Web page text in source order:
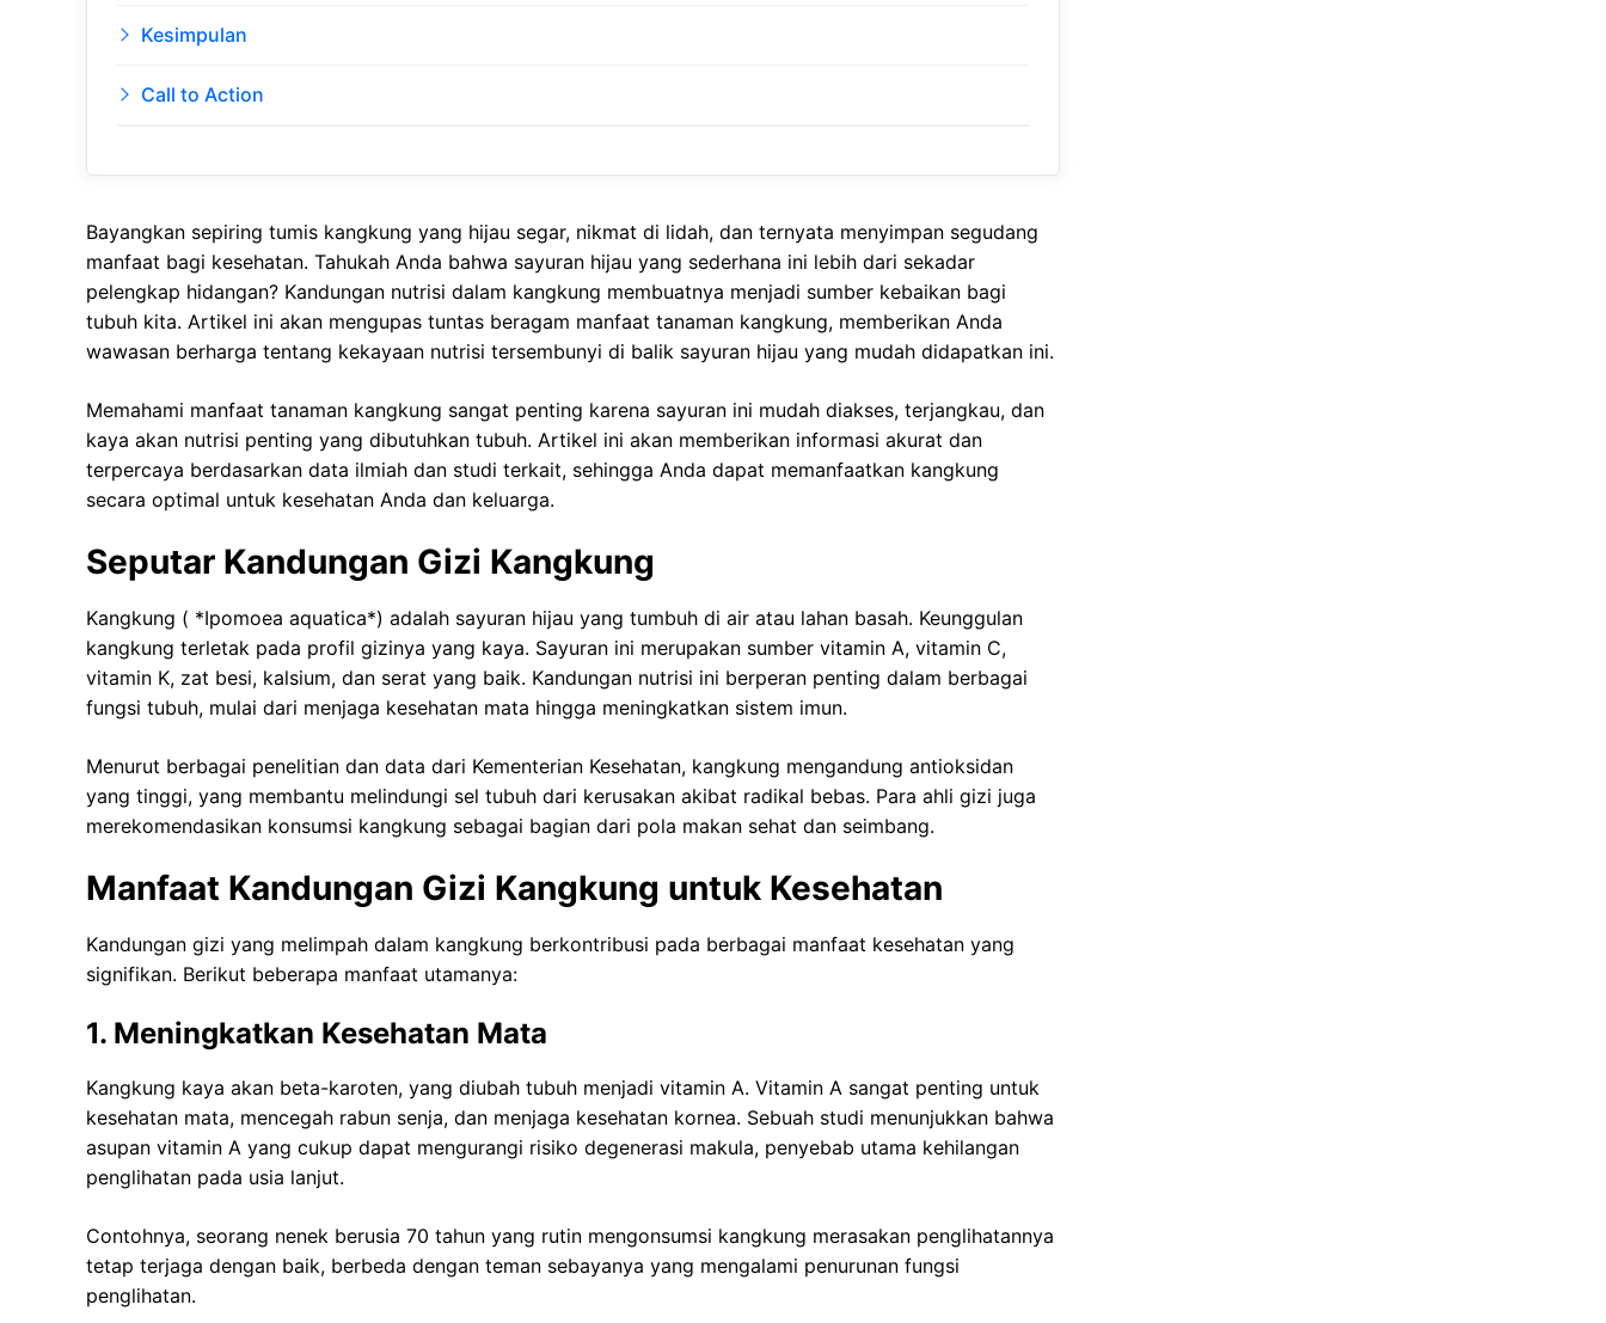
Kesimpulan
Call to Action
Bayangkan sepiring tumis kangkung yang hijau segar, nikmat di lidah, dan ternyata menyimpan segudang
manfaat bagi kesehatan. Tahukah Anda bahwa sayuran hijau yang sederhana ini lebih dari sekadar
pelengkap hidangan? Kandungan nutrisi dalam kangkung membuatnya menjadi sumber kebaikan bagi
tubuh kita. Artikel ini akan mengupas tuntas beragam manfaat tanaman kangkung, memberikan Anda
wawasan berharga tentang kekayaan nutrisi tersembunyi di balik sayuran hijau yang mudah didapatkan ini.
Memahami manfaat tanaman kangkung sangat penting karena sayuran ini mudah diakses, terjangkau, dan
kaya akan nutrisi penting yang dibutuhkan tubuh. Artikel ini akan memberikan informasi akurat dan
terpercaya berdasarkan data ilmiah dan studi terkait, sehingga Anda dapat memanfaatkan kangkung
secara optimal untuk kesehatan Anda dan keluarga.
Seputar Kandungan Gizi Kangkung
Kangkung ( *Ipomoea aquatica*) adalah sayuran hijau yang tumbuh di air atau lahan basah. Keunggulan
kangkung terletak pada profil gizinya yang kaya. Sayuran ini merupakan sumber vitamin A, vitamin C,
vitamin K, zat besi, kalsium, dan serat yang baik. Kandungan nutrisi ini berperan penting dalam berbagai
fungsi tubuh, mulai dari menjaga kesehatan mata hingga meningkatkan sistem imun.
Menurut berbagai penelitian dan data dari Kementerian Kesehatan, kangkung mengandung antioksidan
yang tinggi, yang membantu melindungi sel tubuh dari kerusakan akibat radikal bebas. Para ahli gizi juga
merekomendasikan konsumsi kangkung sebagai bagian dari pola makan sehat dan seimbang.
Manfaat Kandungan Gizi Kangkung untuk Kesehatan
Kandungan gizi yang melimpah dalam kangkung berkontribusi pada berbagai manfaat kesehatan yang
signifikan. Berikut beberapa manfaat utamanya:
1. Meningkatkan Kesehatan Mata
Kangkung kaya akan beta-karoten, yang diubah tubuh menjadi vitamin A. Vitamin A sangat penting untuk
kesehatan mata, mencegah rabun senja, dan menjaga kesehatan kornea. Sebuah studi menunjukkan bahwa
asupan vitamin A yang cukup dapat mengurangi risiko degenerasi makula, penyebab utama kehilangan
penglihatan pada usia lanjut.
Contohnya, seorang nenek berusia 70 tahun yang rutin mengonsumsi kangkung merasakan penglihatannya
tetap terjaga dengan baik, berbeda dengan teman sebayanya yang mengalami penurunan fungsi
penglihatan.